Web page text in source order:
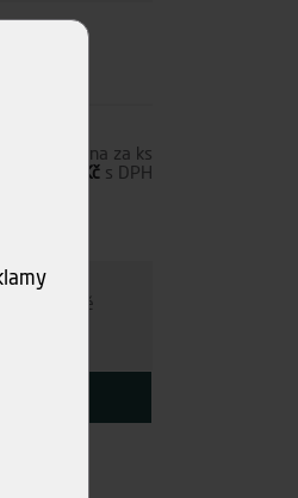
Cena za ks
67,00 Kč s DPH
nezávazné